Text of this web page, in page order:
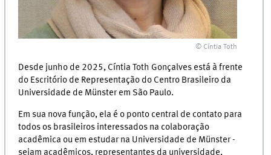
© Cíntia Toth
Desde junho de 2025, Cíntia Toth Gonçalves está à frente
do Escritório de Representação do Centro Brasileiro da
Universidade de Münster em São Paulo.
Em sua nova função, ela é o ponto central de contato para
todos os brasileiros interessados na colaboração
acadêmica ou em estudar na Universidade de Münster -
sejam acadêmicos, representantes da universidade,